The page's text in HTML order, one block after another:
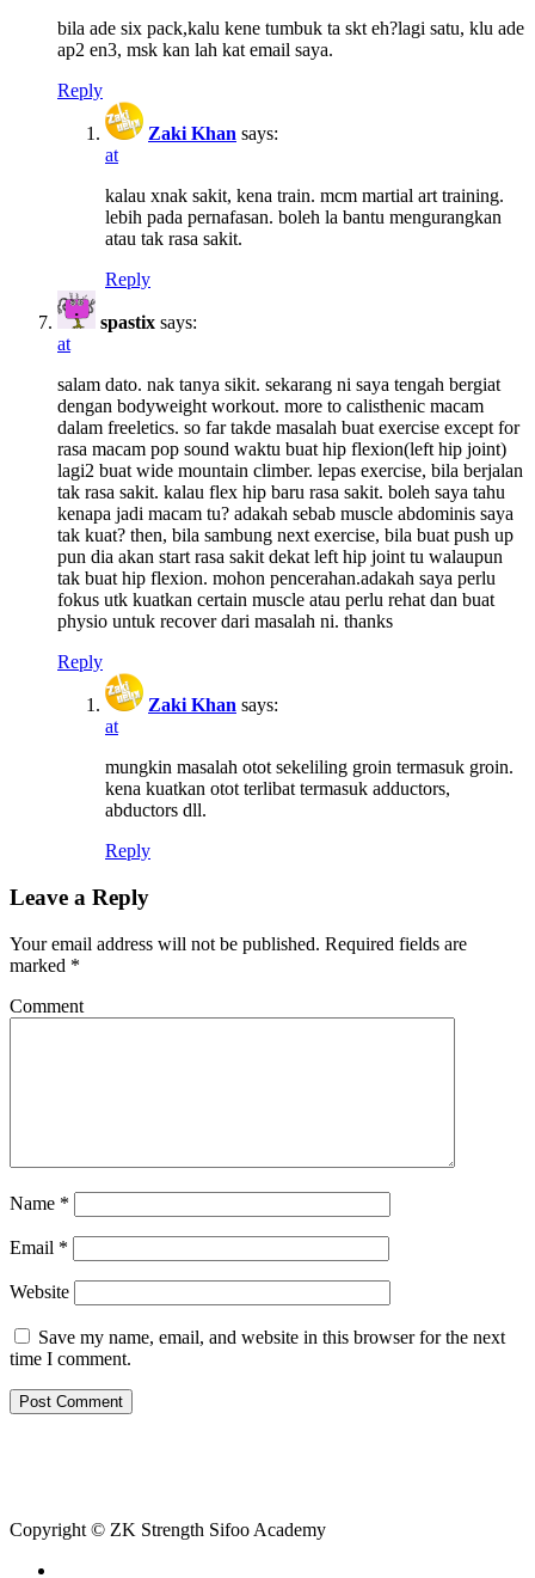
bila ade six pack,kalu kene tumbuk ta skt eh?lagi satu, klu ade
ap2 en3, msk kan lah kat email saya.
Reply
Zaki Khan says:
at
kalau xnak sakit, kena train. mcm martial art training.
lebih pada pernafasan. boleh la bantu mengurangkan
atau tak rasa sakit.
Reply
spastix says:
at
salam dato. nak tanya sikit. sekarang ni saya tengah bergiat
dengan bodyweight workout. more to calisthenic macam
dalam freeletics. so far takde masalah buat exercise except for
rasa macam pop sound waktu buat hip flexion(left hip joint)
lagi2 buat wide mountain climber. lepas exercise, bila berjalan
tak rasa sakit. kalau flex hip baru rasa sakit. boleh saya tahu
kenapa jadi macam tu? adakah sebab muscle abdominis saya
tak kuat? then, bila sambung next exercise, bila buat push up
pun dia akan start rasa sakit dekat left hip joint tu walaupun
tak buat hip flexion. mohon pencerahan.adakah saya perlu
fokus utk kuatkan certain muscle atau perlu rehat dan buat
physio untuk recover dari masalah ni. thanks
Reply
Zaki Khan says:
at
mungkin masalah otot sekeliling groin termasuk groin.
kena kuatkan otot terlibat termasuk adductors,
abductors dll.
Reply
Leave a Reply
Your email address will not be published. Required fields are
marked *
Comment
Name *
Email *
Website
Save my name, email, and website in this browser for the next
time I comment.
Copyright © ZK Strength Sifoo Academy